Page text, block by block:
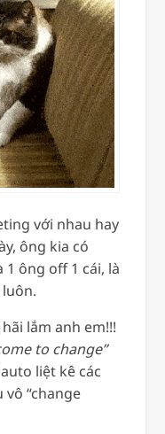
với nhau hay
ông kia có
1 ông off 1 cái, là
lắm anh em!!!
to change”
liệt kê các
“change